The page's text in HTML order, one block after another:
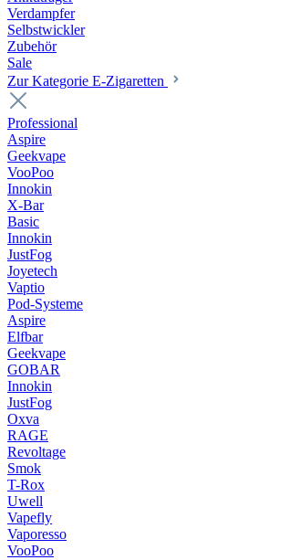
Verdampfer
Selbstwickler
Zubehör
Sale
Zur Kategorie E-Zigaretten
Professional
Aspire
Geekvape
VooPoo
Innokin
X-Bar
Basic
Innokin
JustFog
Joyetech
Vaptio
Pod-Systeme
Aspire
Elfbar
Geekvape
GOBAR
Innokin
JustFog
Oxva
RAGE
Revoltage
Smok
T-Rox
Uwell
Vapefly
Vaporesso
VooPoo